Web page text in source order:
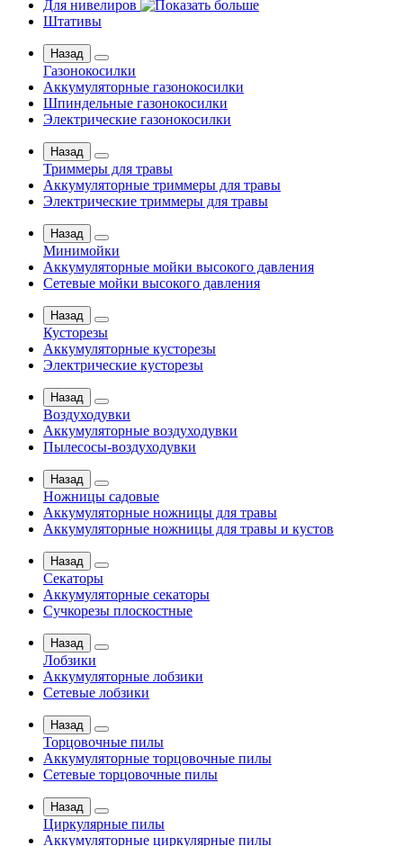
Для нивелиров
Штативы
Назад
Газонокосилки
Аккумуляторные газонокосилки
Шпиндельные газонокосилки
Электрические газонокосилки
Назад
Триммеры для травы
Аккумуляторные триммеры для травы
Электрические триммеры для травы
Назад
Минимойки
Аккумуляторные мойки высокого давления
Сетевые мойки высокого давления
Назад
Кусторезы
Аккумуляторные кусторезы
Электрические кусторезы
Назад
Воздуходувки
Аккумуляторные воздуходувки
Пылесосы-воздуходувки
Назад
Ножницы садовые
Аккумуляторные ножницы для травы
Аккумуляторные ножницы для травы и кустов
Назад
Секаторы
Аккумуляторные секаторы
Сучкорезы плоскостные
Назад
Лобзики
Аккумуляторные лобзики
Сетевые лобзики
Назад
Торцовочные пилы
Аккумуляторные торцовочные пилы
Сетевые торцовочные пилы
Назад
Циркулярные пилы
Аккумуляторные циркулярные пилы